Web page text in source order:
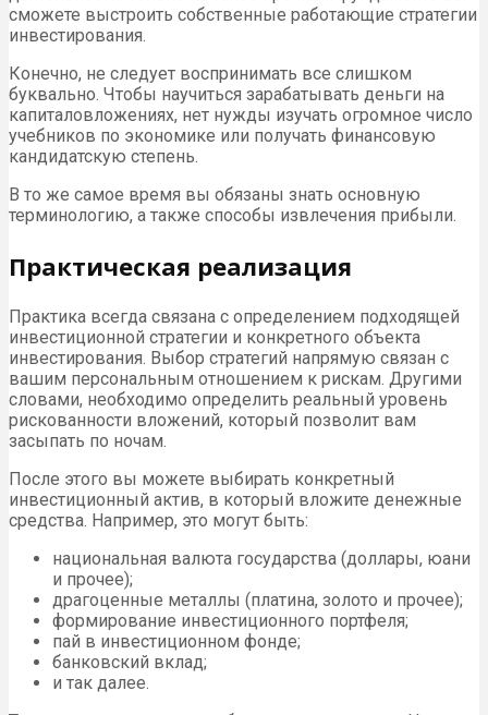
сможете выстроить собственные работающие стратегии
инвестирования.
Конечно, не следует воспринимать все слишком
буквально. Чтобы научиться зарабатывать деньги на
капиталовложениях, нет нужды изучать огромное число
учебников по экономике или получать финансовую
кандидатскую степень.
В то же самое время вы обязаны знать основную
терминологию, а также способы извлечения прибыли.
Практическая реализация
Практика всегда связана с определением подходящей
инвестиционной стратегии и конкретного объекта
инвестирования. Выбор стратегий напрямую связан с
вашим персональным отношением к рискам. Другими
словами, необходимо определить реальный уровень
рискованности вложений, который позволит вам
засыпать по ночам.
После этого вы можете выбирать конкретный
инвестиционный актив, в который вложите денежные
средства. Например, это могут быть:
национальная валюта государства (доллары, юани
и прочее);
драгоценные металлы (платина, золото и прочее);
формирование инвестиционного портфеля;
пай в инвестиционном фонде;
банковский вклад;
и так далее.